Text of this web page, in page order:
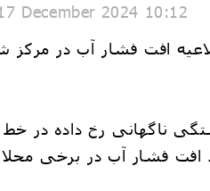
December 2024 10:12